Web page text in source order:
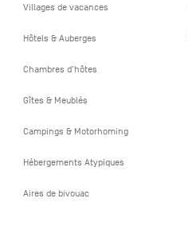
Villages de vacances
Hôtels & Auberges
Chambres d'hôtes
Gîtes & Meublés
Campings & Motorhoming
Hébergements Atypiques
Aires de bivouac